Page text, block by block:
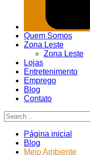
Quem Somos
Zona Leste
Zona Leste
Lojas
Entretenimento
Emprego
Blog
Contato
Página inicial
Blog
Meio Ambiente